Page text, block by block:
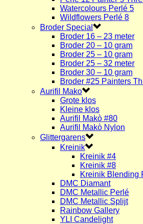
Watercolours Perlé 5
Wildflowers Perlé 8
Broder Special
Broder 16 – 23 meter
Broder 20 – 10 gram
Broder 25 – 10 gram
Broder 25 – 32 meter
Broder 30 – 10 gram
Broder #25 Painters
Aurifil Mako
Grote klos
Kleine klos
Aurifil Makò #80
Aurifil Makò Nylon
Glittergarens
Kreinik
Kreinik #4
Kreinik #8
Kreinik Blending
DMC Diamant
DMC Metallic Perlé
DMC Metallic Splijt
Rainbow Gallery
YLI Candelight